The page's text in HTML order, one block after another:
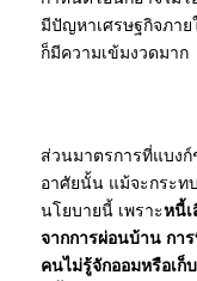
มีปัญหาเศรษฐกิจภาย
ก็มีความเข้มงวดมาก
ส่วนมาตรการที่แบงก์
อาศัยนั้น แม้จะกระท
นโยบายนี้ เพราะหนี้เ
จากการผ่อนบ้าน กา
คนไม่รู้จักออมหรือเก็